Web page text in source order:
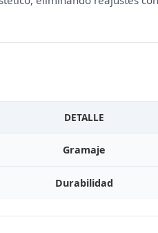
DETALLE
Gramaje
Durabilidad